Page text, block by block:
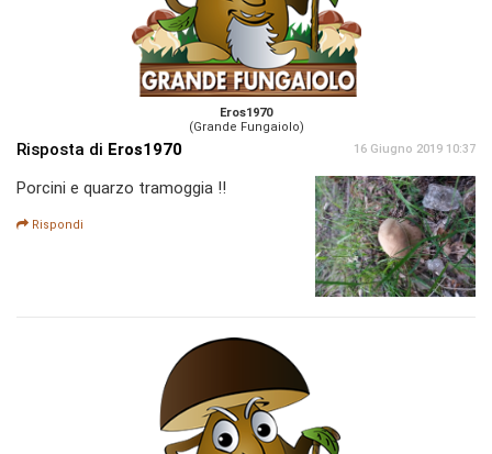
Eros1970
(Grande Fungaiolo)
Risposta di Eros1970 16 Giugno 2019 10:37
Porcini e quarzo tramoggia !!
Rispondi